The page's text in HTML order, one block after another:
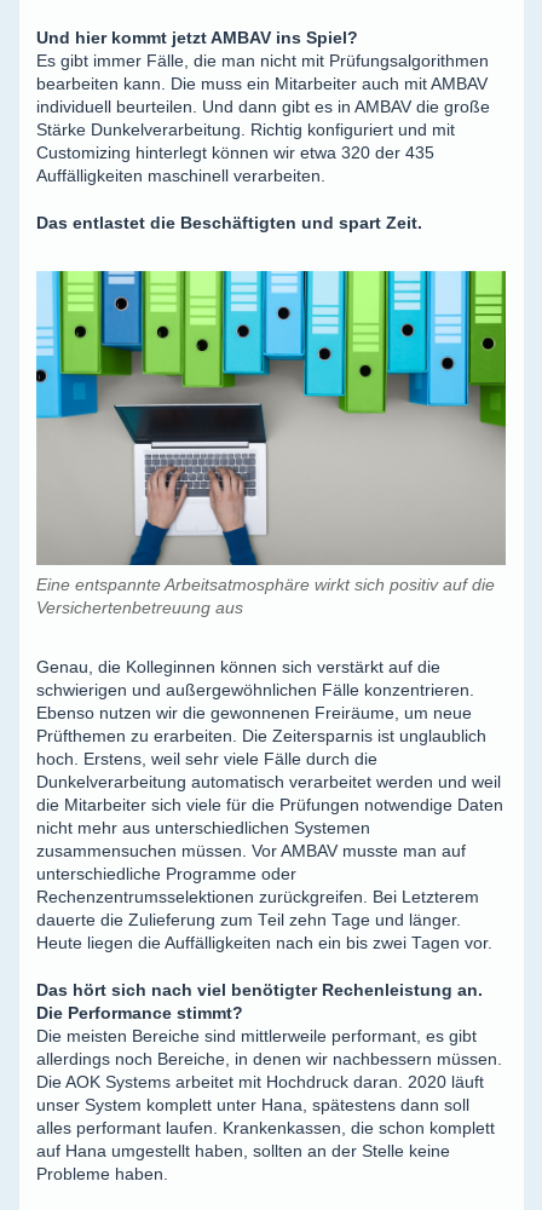
Und hier kommt jetzt AMBAV ins Spiel?
Es gibt immer Fälle, die man nicht mit Prüfungsalgorithmen
bearbeiten kann. Die muss ein Mitarbeiter auch mit AMBAV
individuell beurteilen. Und dann gibt es in AMBAV die große
Stärke Dunkelverarbeitung. Richtig konfiguriert und mit
Customizing hinterlegt können wir etwa 320 der 435
Auffälligkeiten maschinell verarbeiten.
Das entlastet die Beschäftigten und spart Zeit.
Eine entspannte Arbeitsatmosphäre wirkt sich positiv auf die
Versichertenbetreuung aus
Genau, die Kolleginnen können sich verstärkt auf die
schwierigen und außergewöhnlichen Fälle konzentrieren.
Ebenso nutzen wir die gewonnenen Freiräume, um neue
Prüfthemen zu erarbeiten. Die Zeitersparnis ist unglaublich
hoch. Erstens, weil sehr viele Fälle durch die
Dunkelverarbeitung automatisch verarbeitet werden und weil
die Mitarbeiter sich viele für die Prüfungen notwendige Daten
nicht mehr aus unterschiedlichen Systemen
zusammensuchen müssen. Vor AMBAV musste man auf
unterschiedliche Programme oder
Rechenzentrumsselektionen zurückgreifen. Bei Letzterem
dauerte die Zulieferung zum Teil zehn Tage und länger.
Heute liegen die Auffälligkeiten nach ein bis zwei Tagen vor.
Das hört sich nach viel benötigter Rechenleistung an.
Die Performance stimmt?
Die meisten Bereiche sind mittlerweile performant, es gibt
allerdings noch Bereiche, in denen wir nachbessern müssen.
Die AOK Systems arbeitet mit Hochdruck daran. 2020 läuft
unser System komplett unter Hana, spätestens dann soll
alles performant laufen. Krankenkassen, die schon komplett
auf Hana umgestellt haben, sollten an der Stelle keine
Probleme haben.